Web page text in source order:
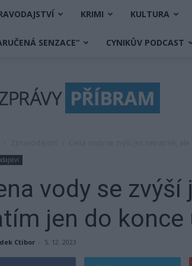
KRIMI KULTURA
SENZACE“ CYNIKŮV PODCAST
Příbram
vody se
jen do konce
Ctibor - 5. 12. 2023